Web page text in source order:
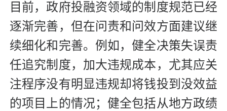
目前，政府投融资领域的制度规范已经
逐渐完善，但在问责和问效方面建议继
续细化和完善。例如，健全决策失误责
任追究制度，加大违规成本，尤其应关
注程序没有明显违规却将钱投到没效益
的项目上的情况；健全包括从地方政绩